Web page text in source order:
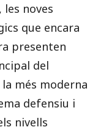
noves
que encara
presenten
del
més moderna
defensiu i
nivells